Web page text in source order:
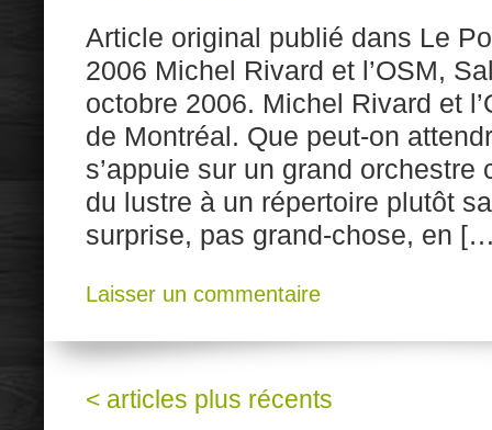
Article original publié dans Le
2006 Michel Rivard et l’OSM,
octobre 2006. Michel Rivard et
de Montréal. Que peut-on
s’appuie sur un grand
du lustre à un répertoire plutôt
surprise, pas grand-chose, en
Laisser un commentaire
< articles plus récents